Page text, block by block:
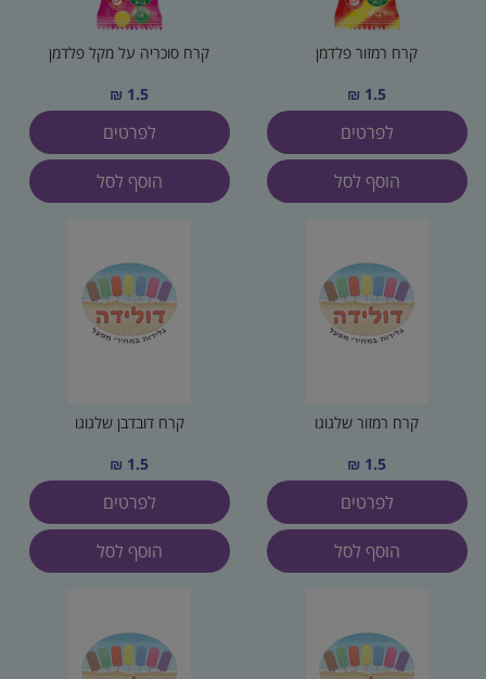
קרח רמזור פלדמן
1.5 ₪
לפרטים
הוסף לסל
קרח סוכריה על מקל פלדמן
1.5 ₪
לפרטים
הוסף לסל
קרח רמזור שלגוגו
1.5 ₪
לפרטים
הוסף לסל
קרח דובדבן שלגוגו
1.5 ₪
לפרטים
הוסף לסל